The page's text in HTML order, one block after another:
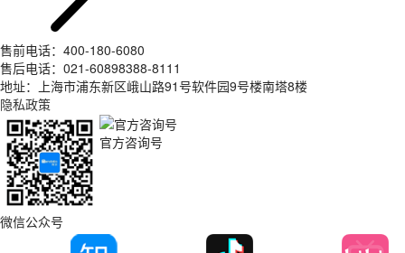
售前电话：400-180-6080
售后电话：021-60898388-8111
地址：上海市浦东新区峨山路91号软件园9号楼南塔8楼
隐私政策
微信公众号
官方咨询号